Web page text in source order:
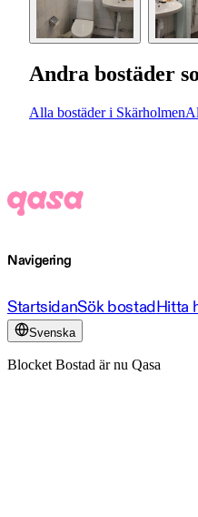
Andra bostäder
Alla bostäder i Skärholmen
Navigering
StartsidanSök bostadHitta
Svenska
Blocket Bostad är nu Qasa